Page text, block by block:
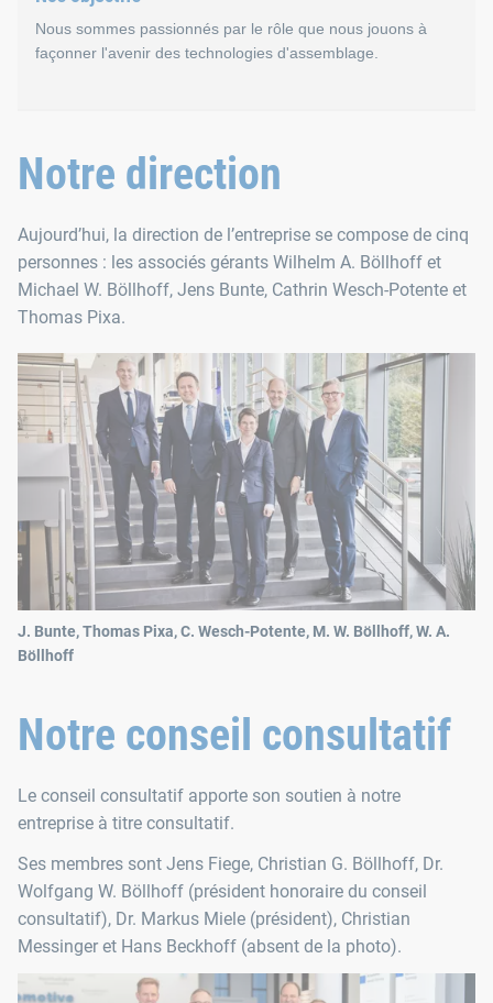
Nous nous distinguons par nos intéractions placées sous le
Confiance
Nous sommes passionnés par le rôle que nous jouons à
façonner l'avenir des technologies d'assemblage.
Satisfaction totale de nos clients
Nous proposons avec succès des solutions d'assemblage
Atteinte de l'excellence
Nous nous efforçons de nous améliorer chaque jour. C'est
Competence leader dans les
Notre ambition : en tant que leader en matière de
Notre direction
Aujourd’hui, la direction de l’entreprise se compose de cinq
personnes : les associés gérants Wilhelm A. Böllhoff et
Michael W. Böllhoff, Jens Bunte, Cathrin Wesch-Potente et
Thomas Pixa.
J. Bunte, Thomas Pixa, C. Wesch-Potente, M. W. Böllhoff, W. A.
Böllhoff
Notre conseil consultatif
Le conseil consultatif apporte son soutien à notre
entreprise à titre consultatif.
Ses membres sont Jens Fiege, Christian G. Böllhoff, Dr.
Wolfgang W. Böllhoff (président honoraire du conseil
consultatif), Dr. Markus Miele (président), Christian
Messinger et Hans Beckhoff (absent de la photo).